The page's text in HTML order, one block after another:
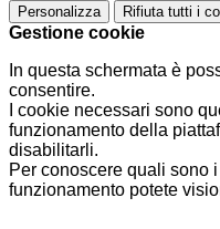
Personalizza Rifiuta tutti i
Gestione cookie
In questa schermata è
consentire.
I cookie necessari sono
funzionamento della
disabilitarli.
Per conoscere quali sono
funzionamento potete